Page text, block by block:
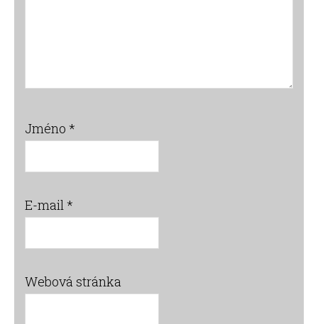
Jméno *
E-mail*
Webová stránka